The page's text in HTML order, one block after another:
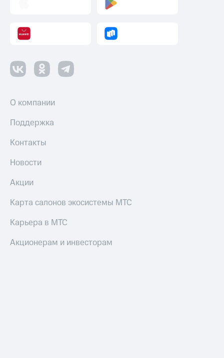
О компании
Поддержка
Контакты
Новости
Акции
Карта салонов экосистемы МТС
Карьера в МТС
Акционерам и инвесторам